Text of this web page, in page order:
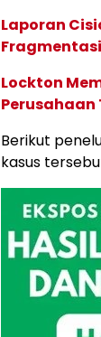
Laporan
Lockton
Berikut
kasus